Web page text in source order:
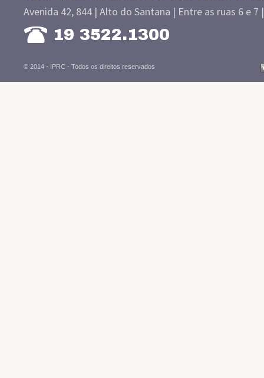
Avenida 42, 844 | Alto do Santana | Entre as ruas 6 e 7
19 3522.1300
© 2014 - IPRC - Todos os direitos reservados